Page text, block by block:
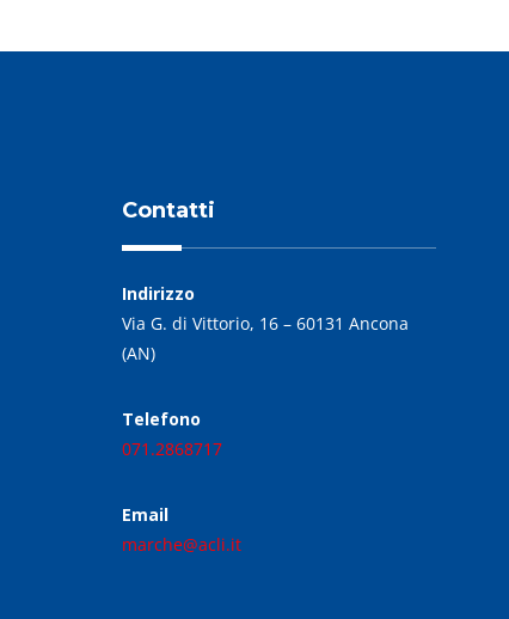
Contatti
Indirizzo
Via G. di Vittorio, 16 – 60131 Ancona
(AN)
Telefono
071.2868717
Email
marche@acli.it